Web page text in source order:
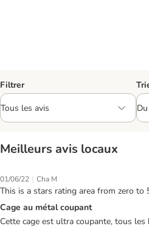
Filtrer
Meilleurs avis locaux
01/06/22 | Cha M
This is a stars rating area from zero to
Cage au métal coupant
Cette cage est ultra coupante, tous